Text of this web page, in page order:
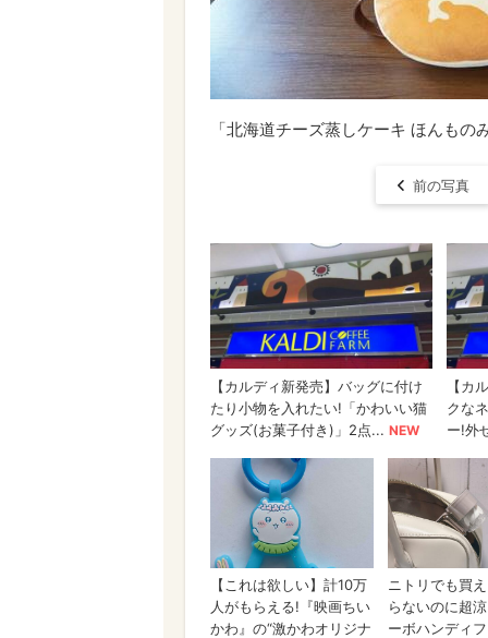
「北海道チーズ蒸しケーキ ほんも
前の写真